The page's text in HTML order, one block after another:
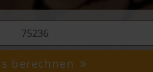
berechnen